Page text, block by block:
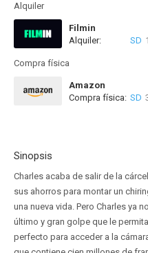
Alquiler
Filmin
Disponible hasta el
Alquiler: SD
Compra física
Amazon
Compra física: SD
Sinopsis
Charles acaba de salir de la
sus ahorros para montar un
una nueva vida. Pero Charles ya
último y gran golpe que le
perfecto para acceder a la